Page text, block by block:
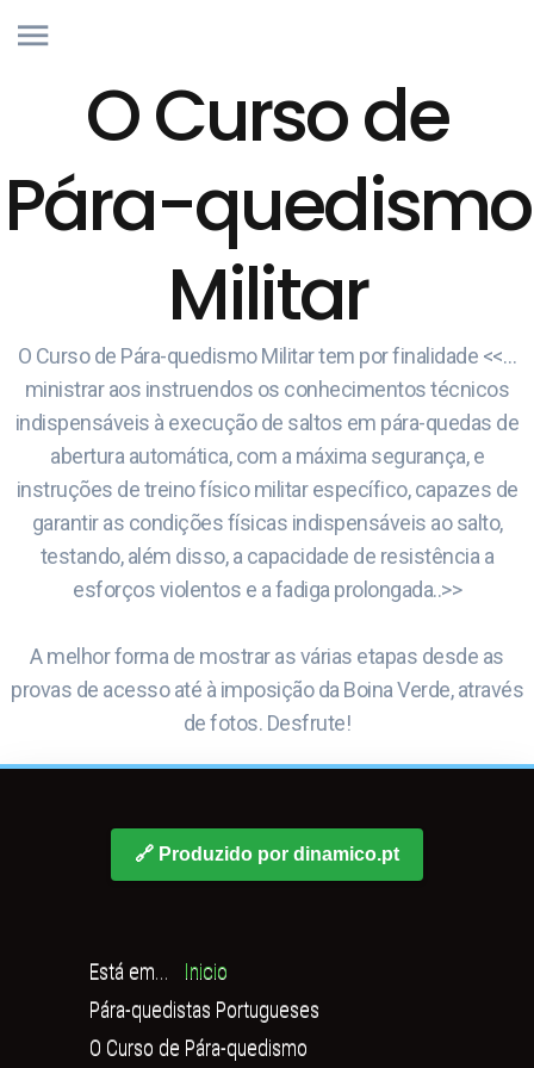
O Curso de
Pára-quedismo
Militar
O Curso de Pára-quedismo Militar tem por finalidade <<…
ministrar aos instruendos os conhecimentos técnicos
indispensáveis à execução de saltos em pára-quedas de
abertura automática, com a máxima segurança, e
instruções de treino físico militar específico, capazes de
garantir as condições físicas indispensáveis ao salto,
testando, além disso, a capacidade de resistência a
esforços violentos e a fadiga prolongada..>>
A melhor forma de mostrar as várias etapas desde as
provas de acesso até à imposição da Boina Verde, através
de fotos. Desfrute!
🔗 Produzido por dinamico.pt
Está em...
Inicio
Pára-quedistas Portugueses
O Curso de Pára-quedismo